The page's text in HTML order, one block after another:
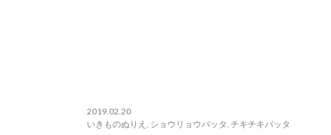
2019.02.20
いきものぬりえ , ショウリョウバッタ, チキチキバッタ